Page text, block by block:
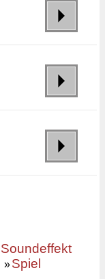
Soundeffekt
»Spiel